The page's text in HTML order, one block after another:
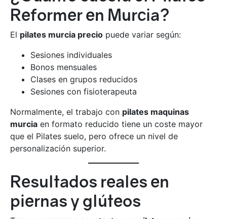
Reformer en Murcia?
El pilates murcia precio puede variar según:
Sesiones individuales
Bonos mensuales
Clases en grupos reducidos
Sesiones con fisioterapeuta
Normalmente, el trabajo con pilates maquinas
murcia en formato reducido tiene un coste mayor
que el Pilates suelo, pero ofrece un nivel de
personalización superior.
Resultados reales en
piernas y glúteos